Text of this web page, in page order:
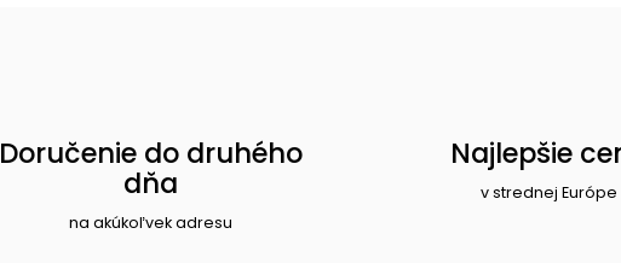
Doručenie do druhého
dňa
na akúkoľvek adresu
Najlepšie
v strednej Európe